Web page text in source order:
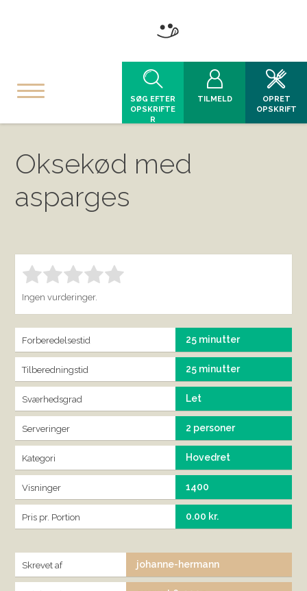
SØG EFTER
OPSKRIFTE
R
TILMELD
OPRET
OPSKRIFT
Oksekød med
asparges
Bedøm denne vare: 1.00
Ingen vurderinger.
Forberedelsestid 25 minutter
Tilberedningstid 25 minutter
Sværhedsgrad Let
Serveringer 2 personer
Kategori Hovedret
Visninger 1400
Pris pr. Portion 0.00 kr.
Skrevet af johanne-hermann